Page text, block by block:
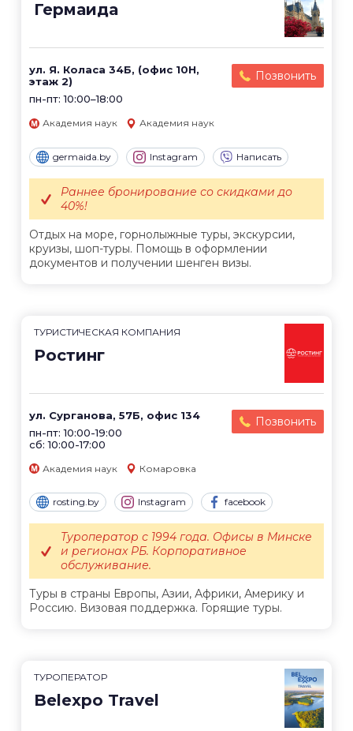
Гермаида
ул. Я. Коласа 34Б, (офис 10Н,
этаж 2)
пн-пт: 10:00–18:00
Позвонить
Академия наук Академия наук
germaida.by Instagram Написать
Отдых на море, горнолыжные туры, экскурсии,
круизы, шоп-туры. Помощь в оформлении
документов и получении шенген визы.
Раннее бронирование со скидками до
40%!
ТУРИСТИЧЕСКАЯ КОМПАНИЯ
Ростинг
ул. Сурганова, 57Б, офис 134
пн-пт: 10:00-19:00
сб: 10:00-17:00
Позвонить
Академия наук Комаровка
rosting.by Instagram facebook
Туры в страны Европы, Азии, Африки, Америку и
Россию. Визовая поддержка. Горящие туры.
Туроператор с 1994 года. Офисы в Минске
и регионах РБ. Корпоративное
обслуживание.
ТУРОПЕРАТОР
Belexpo Travel